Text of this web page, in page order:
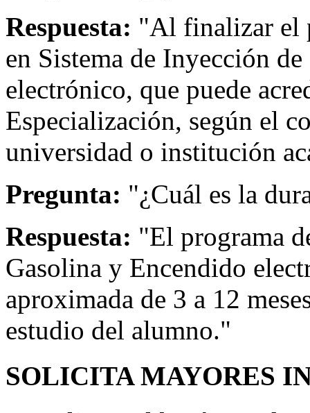
Respuesta: "Al finalizar el
en Sistema de Inyección
electrónico, que puede
Especialización, según el
universidad o institución
Pregunta: "¿Cuál es la
Respuesta: "El programa
Gasolina y Encendido
aproximada de 3 a 12
estudio del alumno."
SOLICITA MAYORES